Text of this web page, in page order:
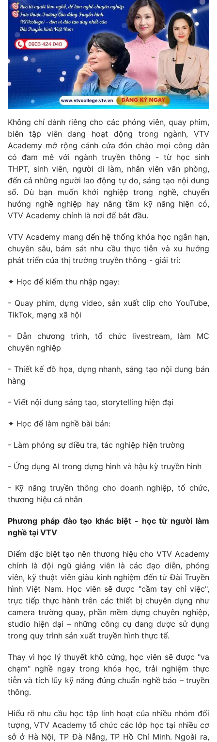
Sản phẩm
Thị trường
Tư vấn
Lịch phát sóng
Chuyên mục khác
Emagazine Podcast
Photo Infographic
Video Shorts video
VTV Money VTV Thể thao
VTV Sức khoẻ Bất động sản
Thị trường 24h Tấm lòng Việt
VTV4 Vươn mình bằng AI
Liên hệ tòa soạn English
THỜI BÁO VTV
Theo dõi báo trên
Cơ quan chủ quản:Đài Truyền hình Việt Nam
Cơ quan báo chí:Thời báo VTV
cấp ngày 29/12/2023
Phó Tổng Biên tập:Nguyễn Thị Mỹ Hạnh, Phạm Quốc Thắng,
Nguyễn Trọng Ninh
Tổng đài VTV: 024.38 355 931 - 024.38 355 932
Ðiện thoại Thời báo VTV:
Liên hệ quảng cáo:024-7300.7108
® Cấm sao chép dưới mọi hình thức nếu không có sự chấp
thông tin từ website này.
Không chỉ dành riêng cho các phóng viên, quay phim,
biên tập viên đang hoạt động trong ngành, VTV
Academy mở rộng cánh cửa đón chào mọi công dân
có đam mê với ngành truyền thông - từ học sinh
THPT, sinh viên, người đi làm, nhân viên văn phòng,
đến cả những người lao động tự do, sáng tạo nội dung
số. Dù bạn muốn khởi nghiệp trong nghề, chuyển
hướng nghề nghiệp hay nâng tầm kỹ năng hiện có,
VTV Academy chính là nơi để bắt đầu.
VTV Academy mang đến hệ thống khóa học ngắn hạn,
chuyên sâu, bám sát nhu cầu thực tiễn và xu hướng
phát triển của thị trường truyền thông - giải trí:
✦ Học để kiếm thu nhập ngay:
- Quay phim, dựng video, sản xuất clip cho YouTube,
TikTok, mạng xã hội
- Dẫn chương trình, tổ chức livestream, làm MC
chuyên nghiệp
- Thiết kế đồ họa, dựng nhanh, sáng tạo nội dung bán
hàng
- Viết nội dung sáng tạo, storytelling hiện đại
✦ Học để làm nghề bài bản:
- Làm phóng sự điều tra, tác nghiệp hiện trường
- Ứng dụng AI trong dựng hình và hậu kỳ truyền hình
- Kỹ năng truyền thông cho doanh nghiệp, tổ chức,
thương hiệu cá nhân
Phương pháp đào tạo khác biệt - học từ người làm
nghề tại VTV
Điểm đặc biệt tạo nên thương hiệu cho VTV Academy
chính là đội ngũ giảng viên là các đạo diễn, phóng
viên, kỹ thuật viên giàu kinh nghiệm đến từ Đài Truyền
hình Việt Nam. Học viên sẽ được "cầm tay chỉ việc",
trực tiếp thực hành trên các thiết bị chuyên dụng như
camera trường quay, phần mềm dựng chuyên nghiệp,
studio hiện đại – những công cụ đang được sử dụng
trong quy trình sản xuất truyền hình thực tế.
Thay vì học lý thuyết khô cứng, học viên sẽ được "va
chạm" nghề ngay trong khóa học, trải nghiệm thực
tiễn và tích lũy kỹ năng đúng chuẩn nghề báo – truyền
thông.
Hiểu rõ nhu cầu học tập linh hoạt của nhiều nhóm đối
tượng, VTV Academy tổ chức các lớp học tại nhiều cơ
sở ở Hà Nội, TP Đà Nẵng, TP Hồ Chí Minh. Ngoài ra,